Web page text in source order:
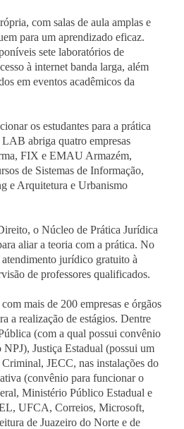
com salas de aula amplas e
para um aprendizado eficaz.
sete laboratórios de
à internet banda larga, além
em eventos acadêmicos da
os estudantes para a prática
abriga quatro empresas
FIX e EMAU Armazém,
de Sistemas de Informação,
e Arquitetura e Urbanismo
o Núcleo de Prática Jurídica
aliar a teoria com a prática. No
jurídico gratuito à
de professores qualificados.
mais de 200 empresas e órgãos
a realização de estágios. Dentre
(com a qual possui convênio
Justiça Estadual (possui um
JECC, nas instalações do
(convênio para funcionar o
Ministério Público Estadual e
UFCA, Correios, Microsoft,
de Juazeiro do Norte e de